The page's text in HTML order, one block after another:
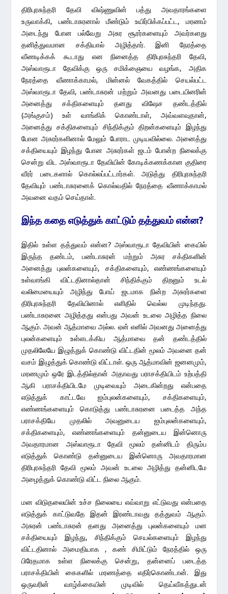
திரிபுரசுந்தரி தேவி விஷ்ணுவின் பத்து அவதாரங்களை
உருவாக்கி, பண்டாசுரனால் மீண்டும் உயிர்பிக்கப்பட்ட, மரணம்
அடைந்து போன பல்வேறு அசுர சூரர்களையும் அவர்களது
தனித்துவமான சக்தியால் அழித்தார். இனி நேரத்தை
வீணடிக்கக் கூடாது என நினைத்த திரிபுரசுந்தரி தேவி,
அஸ்வாரூடா தேவிக்கு ஒரு சமிக்ஞையை வழங்க, அதிக
நேரத்தை வீணாக்காமல், மின்னல் வேகத்தில் செயல்பட்ட
அஸ்வாரூடா தேவி, பண்டாசுரன் மற்றும் அவனது படையினரின்
அனைத்து சக்திகளையும் தனது விஷேச தண்டத்தில்
(அங்குசம்) உள் வாங்கிக் கொண்டாள், அவ்வளவுதான்,
அனைத்து சக்திகளையும் சிந்திக்கும் திறன்களையும் இழந்து
போன அசுரர்களினால் மேலும் போராட முடியவில்லை. அனைத்து
சக்தியையும் இழந்து போன அசுரர்கள் ஜடம் போன்ற நிலைக்கு
சென்று விட அஸ்வாரூடா தேவியின் கோடிக்கணக்கான குதிரை
வீரர் படைகளால் கொல்லப்பட்டார்கள். அடுத்து திரிபுரசுந்தரி
தேவியும் பண்டாசுரனைக் கொல்வதில் நேரத்தை வீணாக்காமல்
அவனை வதம் செய்தாள்.
இந்த கதை எடுத்துக் காட்டும் தத்துவம் என்ன?
இதில் உள்ள தத்துவம் என்ன? அஸ்வாரூடா தேவியின் கையில்
இருந்த தண்டம், பண்டாசுரன் மற்றும் அசுர சக்திகளின்
அனைத்து புலன்களையும், சக்திகளையும், எண்ணங்களையும்
உள்வாங்கி விட்டதினால்தான் சிந்திக்கும் திறனும் உடல்
வலிமையையும் அழிந்து போய் ஜடமாக நின்ற அசுரர்களை
திரிபுரசுந்தரி தேவியினால் எளிதில் வெல்ல முடிந்தது.
பண்டாசுரனை அழித்தது என்பது அவன் உடலை அழித்த நிலை
ஆகும். அவன் ஆத்மாவை அல்ல. ஏன் எனில் அவனது அனைத்து
புலன்களையும் உள்ளடக்கிய ஆத்மாவை தன் தண்டத்தில்
முதலிலேயே இழுத்துக் கொண்டு விட்டதின் மூலம் அவனை தன்
வசம் இழுத்துக் கொண்டு விட்டாள். ஒரு ஆத்மாவின் ஜனனமும்,
மரணமும் ஒரே இடத்தில்தான் அதாவது பராசக்தியிடம் உற்பத்தி
ஆகி பராசக்தியிடமே முடிவையும் அடைகின்றது என்பதை
எடுத்துக் காட்டவே ஐம்புலன்களையும், சக்திகளையும்,
எண்ணங்களையும் கொடுத்து பண்டாசுரனை படைத்த அந்த
பராசக்தியே முதலில் அவனுடைய ஐம்புலன்களையும்,
சக்திகளையும், எண்ணங்களையும் தன்னுடைய இன்னொரு
அவதாரமான அஸ்வாரூடா தேவி மூலம் தன்னிடம் திரும்ப
எடுத்துக் கொண்டு தன்னுடைய இன்னொரு அவதாரமான
திரிபுரசுந்தரி தேவி மூலம் அவன் உடலை அழித்து தன்னிடமே
அழைத்துக் கொண்டு விட்ட நிலை ஆகும்.
மன விடுதலையின் உச்ச நிலையை எவ்வாறு எட்டுவது என்பதை
எடுத்துக் காட்டுவதே இதன் இரண்டாவது தத்துவம் ஆகும்.
அசுரன் பண்டாசுரன் தனது அனைத்து புலன்களையும் மன
சக்தியையும் இழந்து, சிந்திக்கும் செயல்களையும் இழந்து
விட்டதினால் அமைதியாக , கண் சிமிட்டும் நேரத்தில் ஒரு
பிரேதமாக உள்ள நிலைக்கு சென்று, தன்னைப் படைத்த
பராசக்தியின் கைகளில் மரணத்தை எதிர்கொண்டான். இது
ஒருவரின் வாழ்க்கையின் முடிவில் தெய்வீகத்துடன்